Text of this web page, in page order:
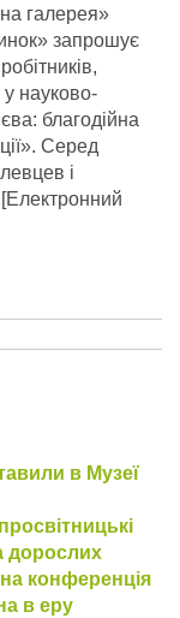
галерея»
запрошує
у науково-
благодійна
Серед
і
в Музеї
дорослих
конференція
в еру